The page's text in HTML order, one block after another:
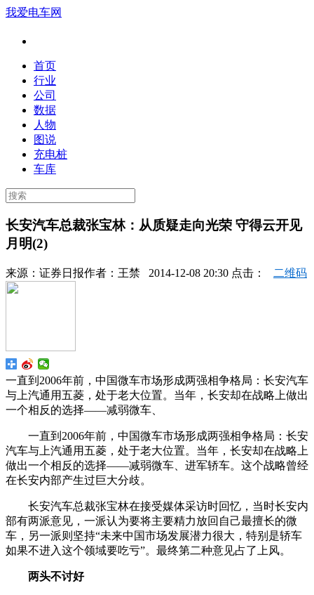
我爱电车网
首页
行业
公司
数据
人物
图说
充电桩
车库
长安汽车总裁张宝林：从质疑走向光荣 守得云开见
月明(2)
来源： 证券日报作者： 王禁 2014-12-08 20:30 点击： 二维码
一直到2006年前，中国微车市场形成两强相争格局：长安汽车
与上汽通用五菱，处于老大位置。当年，长安却在战略上做出
一个相反的选择——减弱微车、
一直到2006年前，中国微车市场形成两强相争格局：长安
汽车与上汽通用五菱，处于老大位置。当年，长安却在战略上
做出一个相反的选择——减弱微车、进军轿车。这个战略曾经
在长安内部产生过巨大分歧。
长安汽车总裁张宝林在接受媒体采访时回忆，当时长安内
部有两派意见，一派认为要将主要精力放回自己最擅长的微
车，另一派则坚持“未来中国市场发展潜力很大，特别是轿车
如果不进入这个领域要吃亏”。最终第二种意见占了上风。
两头不讨好